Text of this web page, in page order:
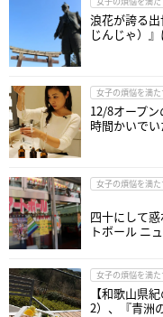
浪花が誇る
じんじゃ）』
女子の煩悩を満
12/8オープ
時間かいでい
女子の煩悩を満
四十にして
トボール ニ
女子の煩悩を満
【和歌山県
2）、『青洲